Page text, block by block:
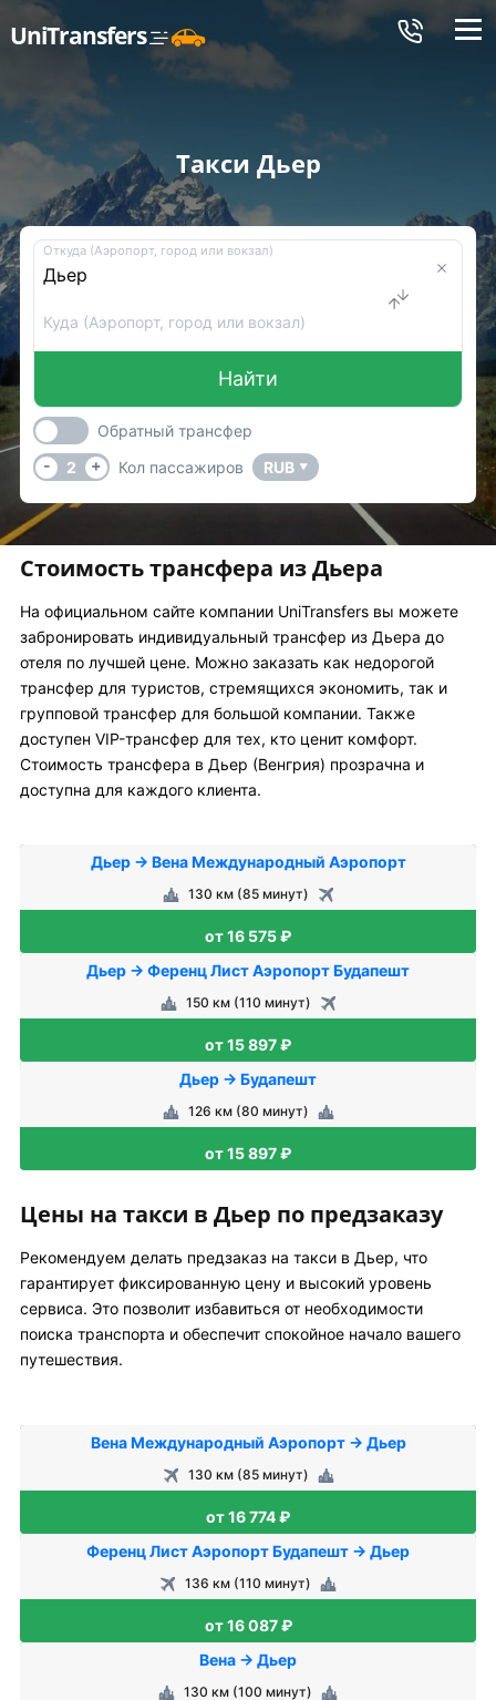
UniTransfers Меню
Такси Дьер
Откуда (Аэропорт, город или вокзал)
Куда (Аэропорт, город или вокзал)
Найти
Обратный трансфер
-
2 + Кол пассажиров RUB ▼
Стоимость трансфера из Дьера
На официальном сайте компании UniTransfers вы можете
забронировать индивидуальный трансфер из Дьера до
отеля по лучшей цене. Можно заказать как недорогой
трансфер для туристов, стремящихся экономить, так и
групповой трансфер для большой компании. Также
доступен VIP-трансфер для тех, кто ценит комфорт.
Стоимость трансфера в Дьер (Венгрия) прозрачна и
доступна для каждого клиента.
Дьер → Вена Международный Аэропорт
130 км (85 минут)
от 16 575 ₽
Дьер → Ференц Лист Аэропорт Будапешт
150 км (110 минут)
от 15 897 ₽
Дьер → Будапешт
126 км (80 минут)
от 15 897 ₽
Цены на такси в Дьер по предзаказу
Рекомендуем делать предзаказ на такси в Дьер, что
гарантирует фиксированную цену и высокий уровень
сервиса. Это позволит избавиться от необходимости
поиска транспорта и обеспечит спокойное начало вашего
путешествия.
Вена Международный Аэропорт → Дьер
130 км (85 минут)
от 16 774 ₽
Ференц Лист Аэропорт Будапешт → Дьер
136 км (110 минут)
от 16 087 ₽
Вена → Дьер
130 км (100 минут)